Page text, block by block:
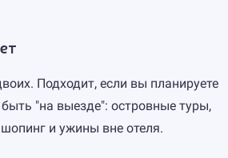
Подходит, если вы планируете
"на выезде": островные туры,
и ужины вне отеля.